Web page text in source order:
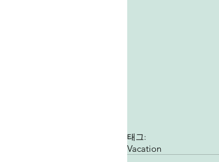
태그:
Vacation